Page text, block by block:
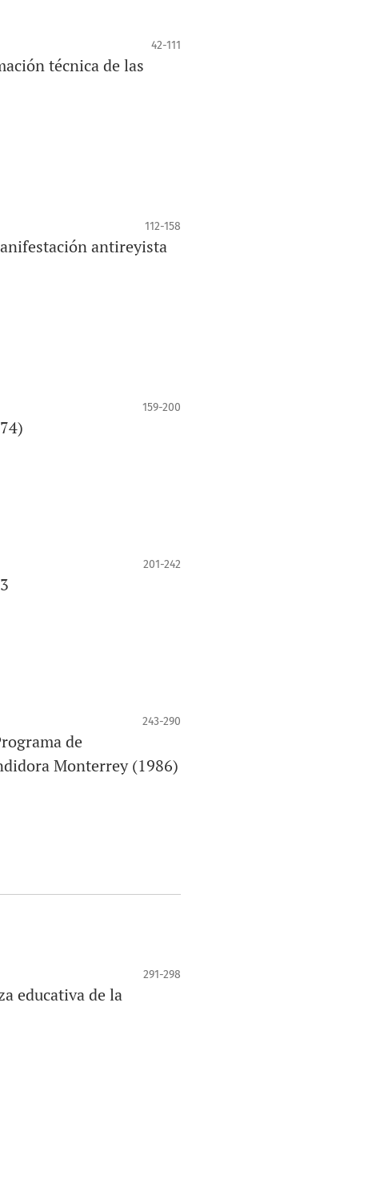
debate académico, apostando siempre
42-111
técnica de las
112-158
antireyista
159-200
201-242
243-290
de
Monterrey (1986)
291-298
educativa de la